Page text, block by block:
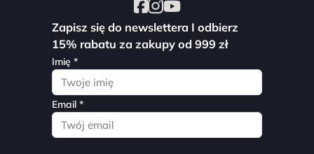
Zapisz się do newslettera I odbierz
15% rabatu za zakupy od 999 zł
Imię *
Email *